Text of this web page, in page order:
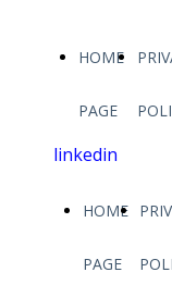
HOME
PAGE
linkedin
HOME
PAGE